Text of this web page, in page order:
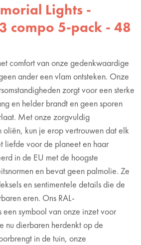
Lights -
compo 5-pack - 48
comfort van onze gedenkwaardige
ander een vlam ontsteken. Onze
zorgt voor een sterke
en helder brandt en geen sporen
Met onze zorgvuldig
oliën, kun je erop vertrouwen dat elk
liefde voor de planeet en haar
in de EU met de hoogste
en bevat geen palmolie. Ze
en sentimentele details die de
eren. Ons RAL-
symbool van onze inzet voor
nu dierbaren herdenkt op de
in de tuin, onze